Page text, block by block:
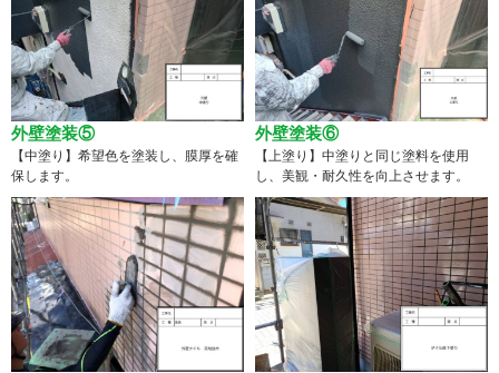
外壁塗装⑤
【中塗り】希望色を塗装し、膜厚を確
保します。
外壁塗装⑥
【上塗り】中塗りと同じ塗料を使用
し、美観・耐久性を向上させます。